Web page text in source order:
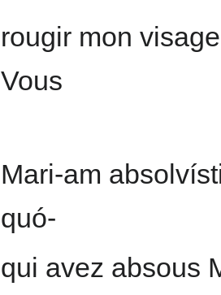
rougir mon
Vous
Mari-am
quó-
qui avez absous